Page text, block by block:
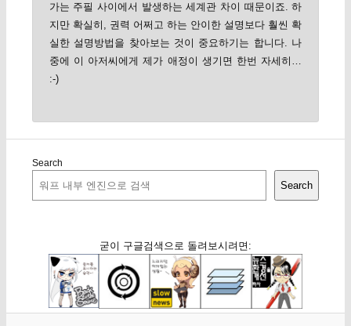
가는 주필 사이에서 발생하는 세계관 차이 때문이죠. 하
지만 확실히, 권력 어쩌고 하는 안이한 설명보다 훨씬 확
실한 설명방법을 찾아보는 것이 중요하기는 합니다. 나
중에 이 아저씨에게 제가 애정이 생기면 한번 자세히…
:-)
Search
Search
굳이 구글검색으로 돌려보시려면: